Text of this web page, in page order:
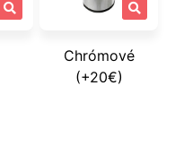
Chrómové
(+20€)